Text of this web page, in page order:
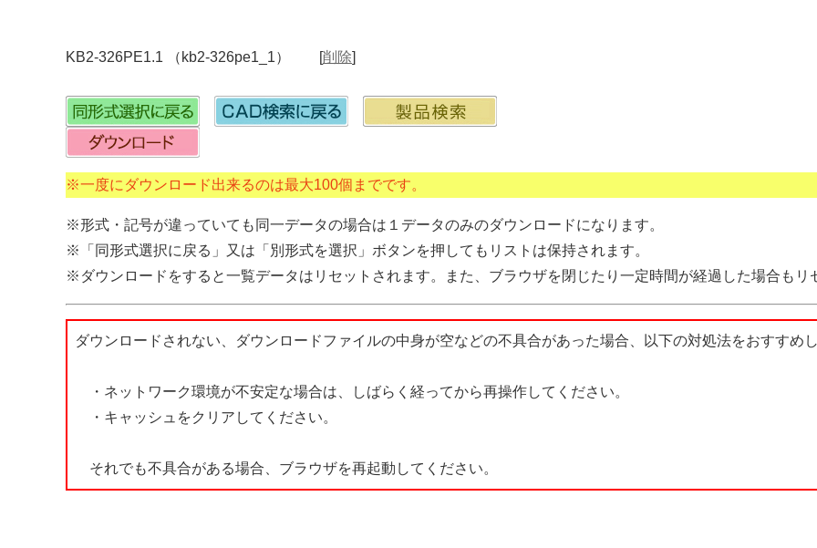
KB2-326PE1.1 （kb2-326pe1_1） [削除]
※一度にダウンロード出来るのは最大100個までです。
※形式・記号が違っていても同一データの場合は１データのみのダウンロードになります。
※「同形式選択に戻る」又は「別形式を選択」ボタンを押してもリストは保持されます。
※ダウンロードをすると一覧データはリセットされます。また、ブラウザを閉じたり一定時間が経過した場合もリ
ダウンロードされない、ダウンロードファイルの中身が空などの不具合があった場合、以下の対処法をおすすめし
・ネットワーク環境が不安定な場合は、しばらく経ってから再操作してください。
・キャッシュをクリアしてください。
それでも不具合がある場合、ブラウザを再起動してください。